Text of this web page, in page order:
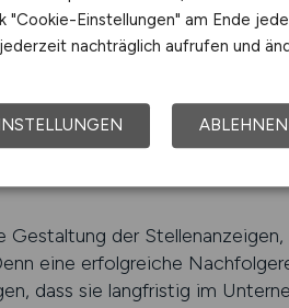
Arbeitgeber dabei, eine
gestaltet.
Stellenanzeigen so zu
und bereit sind, langfristige
von Maßnahmen zur
Gestaltung der
eine erfolgreiche
dass sie langfristig im
"Cookie-Einstellungen" am Ende
nachträglich aufrufen und
ABLEHNEN